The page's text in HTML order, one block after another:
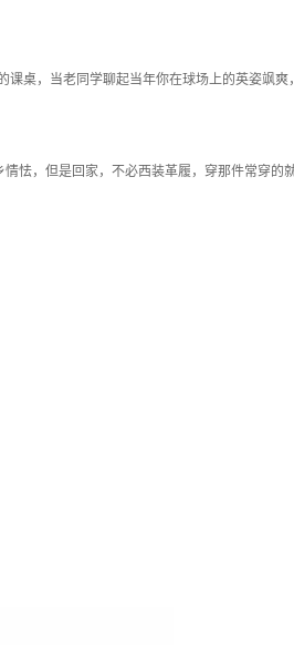
桌，当老同学聊起当年你在球场上的英姿飒爽
怯，但是回家，不必西装革履，穿那件常穿的